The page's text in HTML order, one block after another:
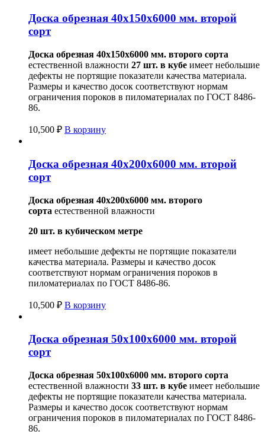
Доска обрезная 40х150х6000 мм. второй
сорт
Доска обрезная 40х150х6000 мм. второго сорта
естественной влажности 27 шт. в кубе имеет небольшие
дефекты не портящие показатели качества материала.
Размеры и качество досок соответствуют нормам
ограничения пороков в пиломатериалах по ГОСТ 8486-
86.
10,500 ₽ В корзину
Доска обрезная 40х200х6000 мм. второй
сорт
Доска обрезная 40х200х6000 мм. второго
сорта естественной влажности
20 шт. в кубическом метре
имеет небольшие дефекты не портящие показатели
качества материала. Размеры и качество досок
соответствуют нормам ограничения пороков в
пиломатериалах по ГОСТ 8486-86.
10,500 ₽ В корзину
Доска обрезная 50х100х6000 мм. второй
сорт
Доска обрезная 50х100х6000 мм. второго сорта
естественной влажности 33 шт. в кубе имеет небольшие
дефекты не портящие показатели качества материала.
Размеры и качество досок соответствуют нормам
ограничения пороков в пиломатериалах по ГОСТ 8486-
86.